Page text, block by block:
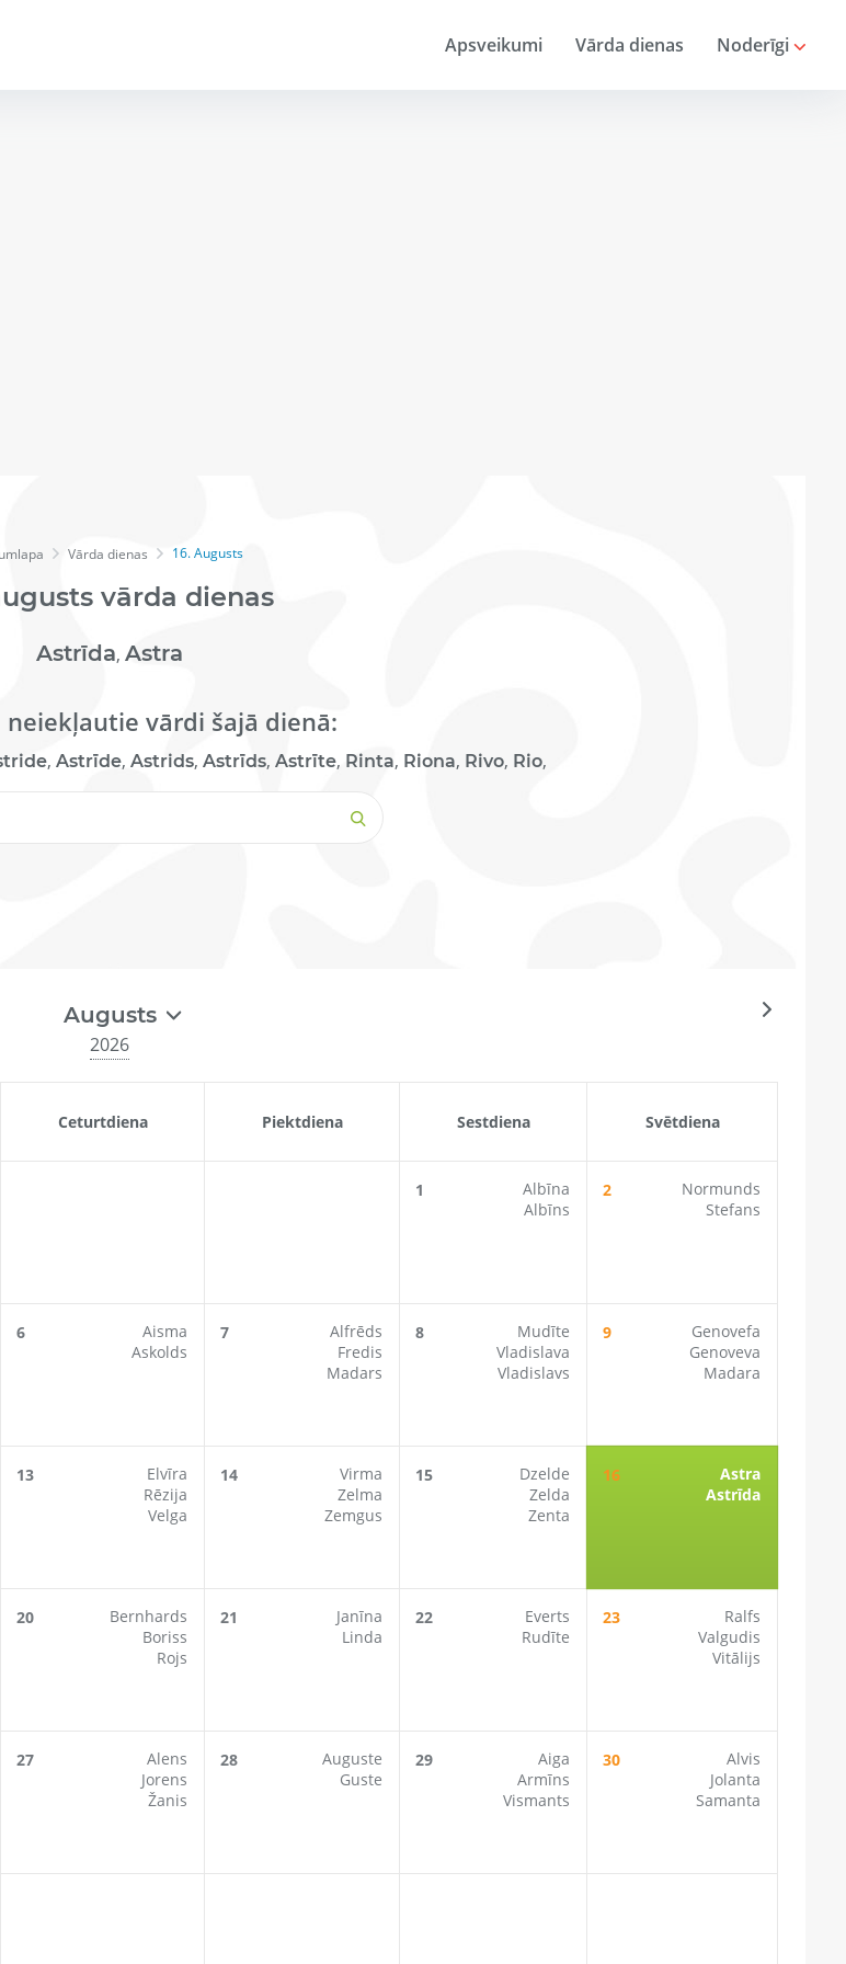
Apsveikumi Vārda dienas Noderīgi
Vārda dienas 16. Augusts
vārda dienas
Astrīda, Astra
neiekļautie vārdi šajā dienā:
, Astrīde, Astrids, Astrīds, Astrīte, Rinta, Riona, Rivo, Rio,
Augusts
2026
Ceturtdiena Piektdiena Sestdiena Svētdiena
1
Albīna
Albīns
2
Normunds
Stefans
6
Aisma
Askolds
7
Alfrēds
Fredis
Madars
8
Mudīte
Vladislava
Vladislavs
9
Genovefa
Genoveva
Madara
13
Elvīra
Rēzija
Velga
14
Virma
Zelma
Zemgus
15
Dzelde
Zelda
Zenta
16
Astra
Astrīda
20
Bernhards
Boriss
Rojs
21
Janīna
Linda
22
Everts
Rudīte
23
Ralfs
Valgudis
Vitālijs
27
Alens
Jorens
Žanis
28
Auguste
Guste
29
Aiga
Armīns
Vismants
30
Alvis
Jolanta
Samanta